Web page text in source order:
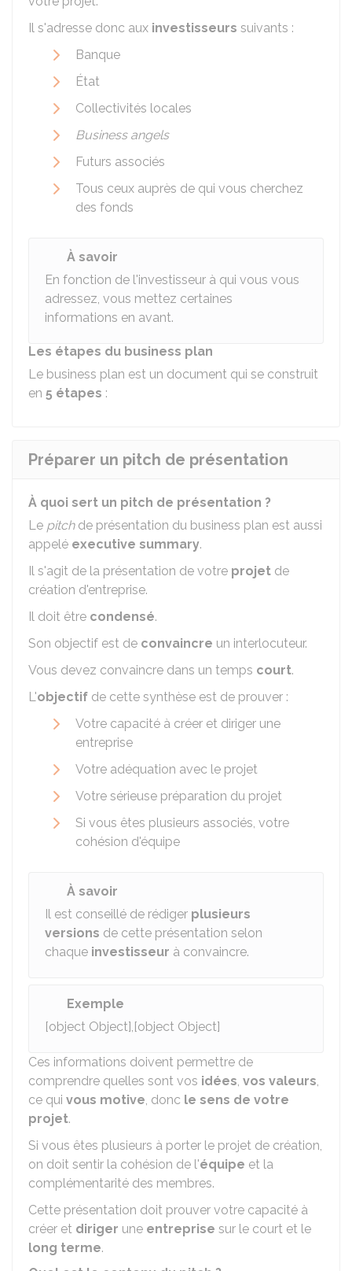
Il s'adresse donc aux investisseurs suivants :
Banque
État
Collectivités locales
Business angels
Futurs associés
Tous ceux auprès de qui vous cherchez
des fonds
À savoir
En fonction de l'investisseur à qui vous vous
adressez, vous mettez certaines
informations en avant.
Les étapes du business plan
Le business plan est un document qui se construit
en 5 étapes :
Préparer un pitch de présentation
À quoi sert un pitch de présentation ?
Le pitchde présentation du business plan est aussi
appelé executive summary.
Il s'agit de la présentation de votre projet de
création d'entreprise.
Il doit être condensé.
Son objectif est de convaincre un interlocuteur.
Vous devez convaincre dans un temps court.
L'objectif de cette synthèse est de prouver :
Votre capacité à créer et diriger une
entreprise
Votre adéquation avec le projet
Votre sérieuse préparation du projet
Si vous êtes plusieurs associés, votre
cohésion d'équipe
À savoir
Il est conseillé de rédiger plusieurs
versions de cette présentation selon
chaque investisseur à convaincre.
Exemple
[object Object],[object Object]
Ces informations doivent permettre de
comprendre quelles sont vos idées, vos valeurs,
ce qui vous motive, donc le sens de votre
projet.
Si vous êtes plusieurs à porter le projet de création,
on doit sentir la cohésion de l'équipe et la
complémentarité des membres.
Cette présentation doit prouver votre capacité à
créer et diriger une entreprise sur le court et le
long terme.